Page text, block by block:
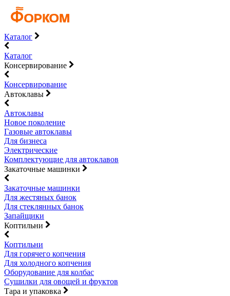
Каталог
Каталог
Консервирование
Консервирование
Автоклавы
Автоклавы
Новое поколение
Газовые автоклавы
Для бизнеса
Электрические
Комплектующие для автоклавов
Закаточные машинки
Закаточные машинки
Для жестяных банок
Для стеклянных банок
Запайщики
Коптильни
Коптильни
Для горячего копчения
Для холодного копчения
Оборудование для колбас
Сушилки для овощей и фруктов
Тара и упаковка